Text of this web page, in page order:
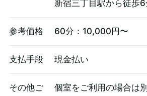
新宿三丁目駅から徒歩6
参考価格 60分：10,000円〜
支払手段 現金払い
その他ご
個室をご利用の場合は